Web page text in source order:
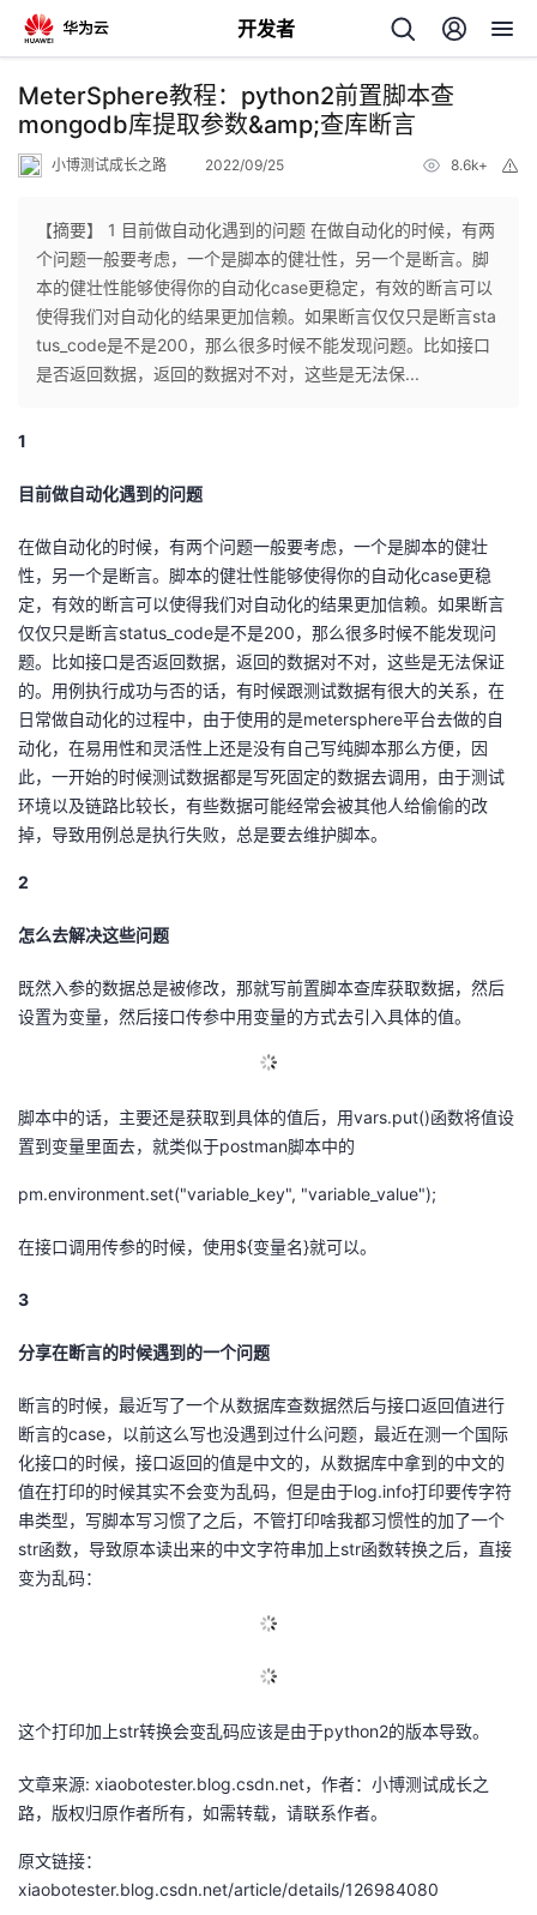
开发者
返
回
个
人
我
者
我
的
博
客
我
的
论
我
的
子
我
直
播
的
活
我
的
发
者
学
堂
我
课
程
的
认
我
的
我
藏
Programs
的
支
持
我
的
术
支
我
云
声
MeterSphere教程：python2前置脚本查
mongodb库提取参数&amp;查库断言
小博测试成长之路 2022/09/25 8.6k+
【摘要】 1 目前做自动化遇到的问题 在做自动化的时候，有两
个问题一般要考虑，一个是脚本的健壮性，另一个是断言。脚
本的健壮性能够使得你的自动化case更稳定，有效的断言可以
使得我们对自动化的结果更加信赖。如果断言仅仅只是断言sta
tus_code是不是200，那么很多时候不能发现问题。比如接口
是否返回数据，返回的数据对不对，这些是无法保...
1
目前做自动化遇到的问题
在做自动化的时候，有两个问题一般要考虑，一个是脚本的健壮
性，另一个是断言。脚本的健壮性能够使得你的自动化case更稳
定，有效的断言可以使得我们对自动化的结果更加信赖。如果断言
仅仅只是断言status_code是不是200，那么很多时候不能发现问
题。比如接口是否返回数据，返回的数据对不对，这些是无法保证
的。用例执行成功与否的话，有时候跟测试数据有很大的关系，在
日常做自动化的过程中，由于使用的是metersphere平台去做的自
动化，在易用性和灵活性上还是没有自己写纯脚本那么方便，因
此，一开始的时候测试数据都是写死固定的数据去调用，由于测试
环境以及链路比较长，有些数据可能经常会被其他人给偷偷的改
掉，导致用例总是执行失败，总是要去维护脚本。
2
怎么去解决这些问题
既然入参的数据总是被修改，那就写前置脚本查库获取数据，然后
设置为变量，然后接口传参中用变量的方式去引入具体的值。
脚本中的话，主要还是获取到具体的值后，用vars.put()函数将值设
置到变量里面去，就类似于postman脚本中的
pm.environment.set("variable_key", "variable_value");
在接口调用传参的时候，使用${变量名}就可以。
3
分享在断言的时候遇到的一个问题
断言的时候，最近写了一个从数据库查数据然后与接口返回值进行
断言的case，以前这么写也没遇到过什么问题，最近在测一个国际
化接口的时候，接口返回的值是中文的，从数据库中拿到的中文的
值在打印的时候其实不会变为乱码，但是由于log.info打印要传字符
串类型，写脚本写习惯了之后，不管打印啥我都习惯性的加了一个
str函数，导致原本读出来的中文字符串加上str函数转换之后，直接
变为乱码：
这个打印加上str转换会变乱码应该是由于python2的版本导致。
文章来源: xiaobotester.blog.csdn.net，作者：小博测试成长之
路，版权归原作者所有，如需转载，请联系作者。
原文链接：
xiaobotester.blog.csdn.net/article/details/126984080